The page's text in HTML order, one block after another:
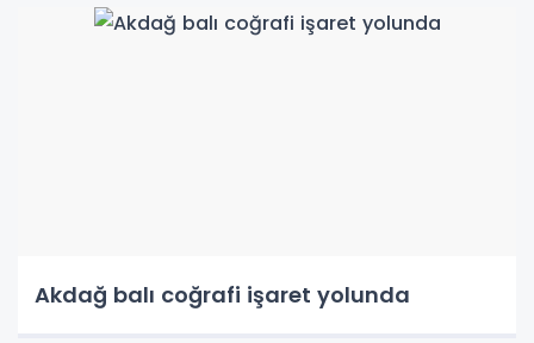
Akdağ balı coğrafi işaret yolunda